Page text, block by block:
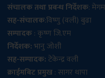
संचालक तथा प्रबन्ध निर्देशक:
सह-संचालक:विष्णु (वली) बुढा
सम्पादक: कृष्ण जि.एम
निर्देशक:भानु जोशी
सह-सम्पादक:टेकेन्द्र वली
क्राईमबिट प्रमुख: सागर थापा